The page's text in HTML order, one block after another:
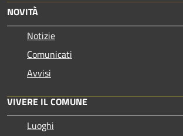
NOVITÀ
Notizie
Comunicati
Avvisi
VIVERE IL COMUNE
Luoghi